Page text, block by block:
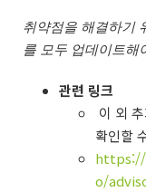
취약점을 해결하기
를 모두 업데이트해
관련 링크
이 외
확인할
https://
o/